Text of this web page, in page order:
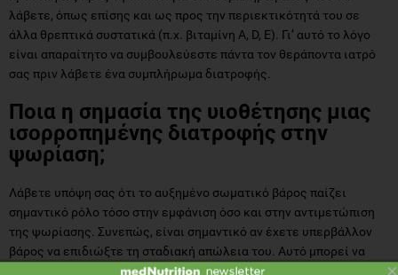
λάβετε, όπως επίσης και ως προς την περιεκτικότητά του σε
άλλα θρεπτικά συστατικά (π.χ. βιταμίνη Α, D, E). Γι’ αυτό το λόγο
είναι απαραίτητο να συμβουλεύεστε πάντα τον θεράποντα ιατρό
σας πριν λάβετε ένα συμπλήρωμα διατροφής.
Ποια η σημασία της υιοθέτησης μιας
ισορροπημένης διατροφής στην
ψωρίαση;
Λάβετε υπόψη σας ότι το αυξημένο σωματικό βάρος παίζει
σημαντικό ρόλο τόσο στην εμφάνιση όσο και στην αντιμετώπιση
της ψωρίασης. Συνεπώς, είναι σημαντικό αν έχετε υπερβάλλον
βάρος να επιδιώξτε τη σταδιακή απώλεια του. Αυτό μπορεί να
επιτευχθεί μέσω της υιοθέτησης μιας Μεσογειακής τύπου